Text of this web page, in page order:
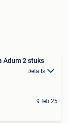
Adum 2 stuks
Details
9 feb 25